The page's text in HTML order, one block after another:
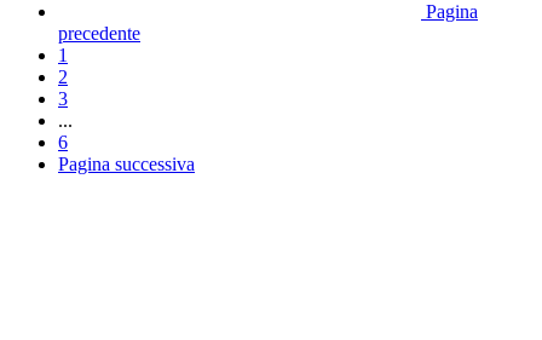
Pagina
precedente
1
2
3
...
6
Pagina successiva